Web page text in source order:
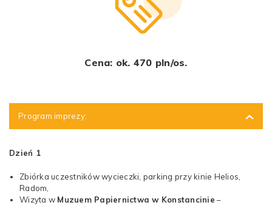
Cena: ok. 470 pln/os.
Program imprezy:
Dzień 1
Zbiórka uczestników wycieczki, parking przy kinie Helios,
Radom,
Wizyta w Muzuem Papiernictwa w Konstancinie –